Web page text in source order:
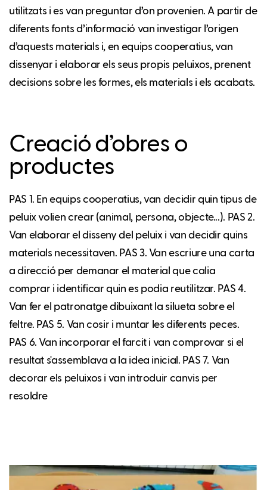
utilitzats i es van preguntar d’on provenien. A partir de
diferents fonts d’informació van investigar l’origen
d’aquests materials i, en equips cooperatius, van
dissenyar i elaborar els seus propis peluixos, prenent
decisions sobre les formes, els materials i els acabats.
Creació d’obres o
productes
PAS 1. En equips cooperatius, van decidir quin tipus de
peluix volien crear (animal, persona, objecte...). PAS 2.
Van elaborar el disseny del peluix i van decidir quins
materials necessitaven. PAS 3. Van escriure una carta
a direcció per demanar el material que calia
comprar i identificar quin es podia reutilitzar. PAS 4.
Van fer el patronatge dibuixant la silueta sobre el
feltre. PAS 5. Van cosir i muntar les diferents peces.
PAS 6. Van incorporar el farcit i van comprovar si el
resultat s'assemblava a la idea inicial. PAS 7. Van
decorar els peluixos i van introduir canvis per
resoldre